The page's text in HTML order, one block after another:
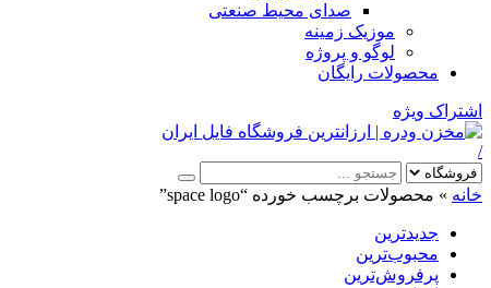
صدای محیط صنعتی
موزیک زمینه
لوگو و پروژه
محصولات رایگان
اشتراک ویژه
/
خانه » محصولات برچسب خورده “space logo”
جدیدترین
محبوب‌ترین
پرفروش‌ترین